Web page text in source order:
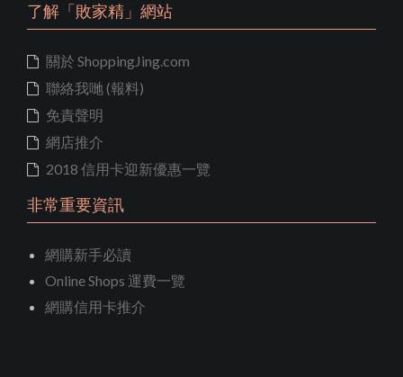
了解「敗家精」網站
關於 ShoppingJing.com
聯絡我哋 (報料)
免責聲明
網店推介
2018 信用卡迎新優惠一覽
非常重要資訊
網購新手必讀
Online Shops 運費一覽
網購信用卡推介